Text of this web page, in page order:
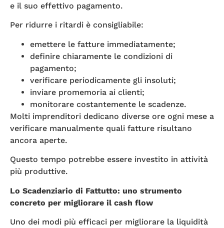
e il suo effettivo pagamento.
Per ridurre i ritardi è consigliabile:
emettere le fatture immediatamente;
definire chiaramente le condizioni di
pagamento;
verificare periodicamente gli insoluti;
inviare promemoria ai clienti;
monitorare costantemente le scadenze.
Molti imprenditori dedicano diverse ore ogni mese a
verificare manualmente quali fatture risultano
ancora aperte.
Questo tempo potrebbe essere investito in attività
più produttive.
Lo Scadenziario di Fattutto: uno strumento
concreto per migliorare il cash flow
Uno dei modi più efficaci per migliorare la liquidità